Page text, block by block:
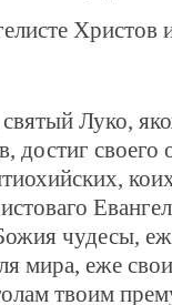
Христов
Луко,
достиг своего
чудесы,
мира, еже
твоим